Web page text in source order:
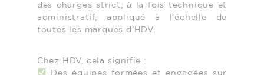
des charges strict, à la fois technique et
administratif, appliqué à l’échelle de
toutes les marques d’HDV.
Chez HDV, cela signifie :
Des équipes formées et engagées sur